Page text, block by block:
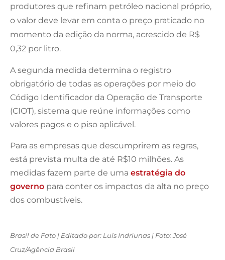
produtores que refinam petróleo nacional próprio,
o valor deve levar em conta o preço praticado no
momento da edição da norma, acrescido de R$
0,32 por litro.
A segunda medida determina o registro
obrigatório de todas as operações por meio do
Código Identificador da Operação de Transporte
(CIOT), sistema que reúne informações como
valores pagos e o piso aplicável.
Para as empresas que descumprirem as regras,
está prevista multa de até R$10 milhões. As
medidas fazem parte de uma estratégia do
governo para conter os impactos da alta no preço
dos combustíveis.
Brasil de Fato | Editado por: Luís Indriunas | Foto: José
Cruz/Agência Brasil